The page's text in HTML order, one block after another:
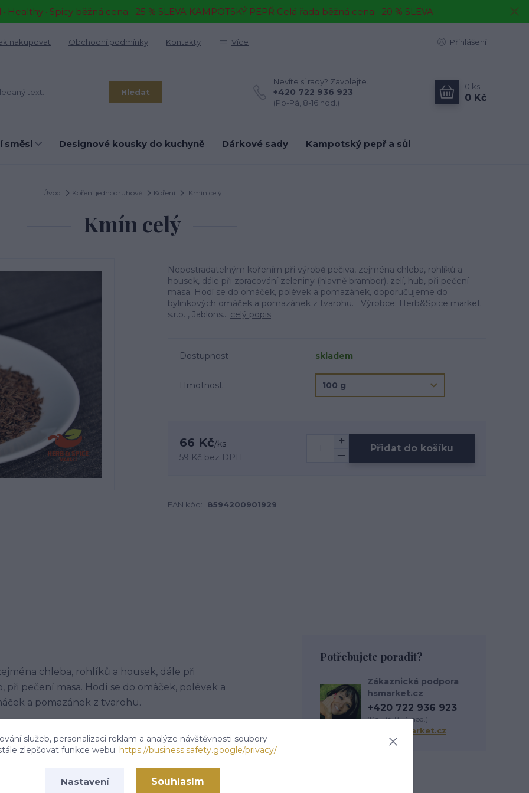
· Healthy · Spicy běžná cena –25 % SLEVA KAMPOTSKÝ PEPŘ Celá řada běžná cena –20 % SLEVA
nakupovat Obchodní podmínky Kontakty Více Přihlášení
Hledat
Nevíte si rady? Zavolejte.
+420 722 936 923
(Po-Pá, 8-16 hod.)
0 ks
0 Kč
směsi Designové kousky do kuchyně Dárkové sady Kampotský pepř a sůl
Úvod Koření jednodruhové Koření Kmín celý
Kmín celý
Nepostradatelným kořením při výrobě pečiva, zejména chleba, rohlíků a
housek, dále při zpracování zeleniny (hlavně brambor), zelí, hub, při pečení
masa. Hodí se do omáček, polévek a pomazánek, doporučujeme do
bylinkových omáček a pomazánek z tvarohu. Výrobce: Herb&Spice market
s.r.o. , Jablons... celý popis
Dostupnost skladem
Hmotnost
66 Kč/ks
59 Kč bez DPH
Přidat do košíku
EAN kód: 8594200901929
chleba, rohlíků a housek, dále při
pečení masa. Hodí se do omáček, polévek a
a pomazánek z tvarohu.
Řečice, 37821
Potřebujete poradit?
Zákaznická podpora
hsmarket.cz
+420 722 936 923
(Po-Pá, 8-16 hod.)
info@hsmarket.cz
služeb, personalizaci reklam a analýze návštěvnosti soubory
zlepšovat funkce webu. https://business.safety.google/privacy/
Nastavení Souhlasím